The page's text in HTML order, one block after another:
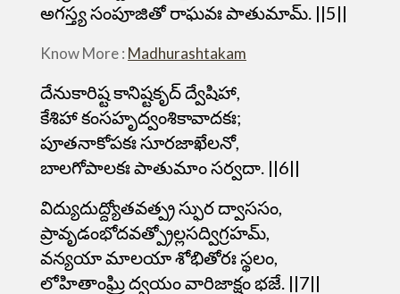
అగస్త్య సంపూజితో రాఘవః పాతుమామ్. ||5||
Know More : Madhurashtakam
దేనుకారిష్ట కానిష్టకృద్ ద్వేషిహా,
కేశిహా కంసహృద్వంశికావాదకః;
పూతనాకోపకః సూరజాఖేలనో,
బాలగోపాలకః పాతుమాం సర్వదా. ||6||
విద్యుదుద్ద్యోతవత్ప్ర స్ఫుర ద్వాససం,
ప్రావృడంభోదవత్ప్రోల్లసద్విగ్రహమ్,
వన్యయా మాలయా శోభితోరః స్థలం,
లోహితాంఘ్రి ద్వయం వారిజాక్షం భజే. ||7||